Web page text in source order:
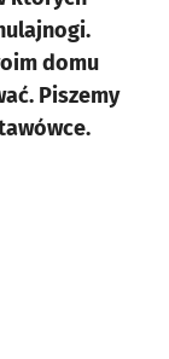
domu
Piszemy